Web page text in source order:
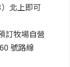
北上即可
訂牧場自營
號路線